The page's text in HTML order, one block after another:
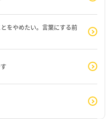
をやめたい。言葉にする前